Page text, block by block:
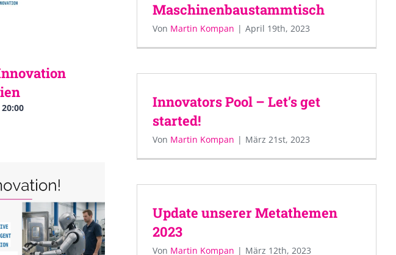
20:00
Maschinenbaustammtisch
Von Martin Kompan | April 19th, 2023
Innovators Pool – Let’s get
started!
Von Martin Kompan | März 21st, 2023
Update unserer Metathemen
2023
Von Martin Kompan | März 12th, 2023